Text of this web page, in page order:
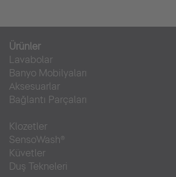
Ürünler
Lavabolar
Banyo Mobilyaları
Aksesuarlar
Bağlantı Parçaları
Klozetler
SensoWash®
Küvetler
Duş Tekneleri